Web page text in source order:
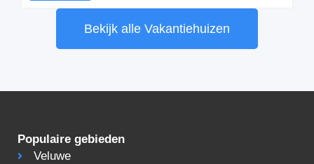
Bekijk alle Vakantiehuizen
Populaire gebieden
Veluwe